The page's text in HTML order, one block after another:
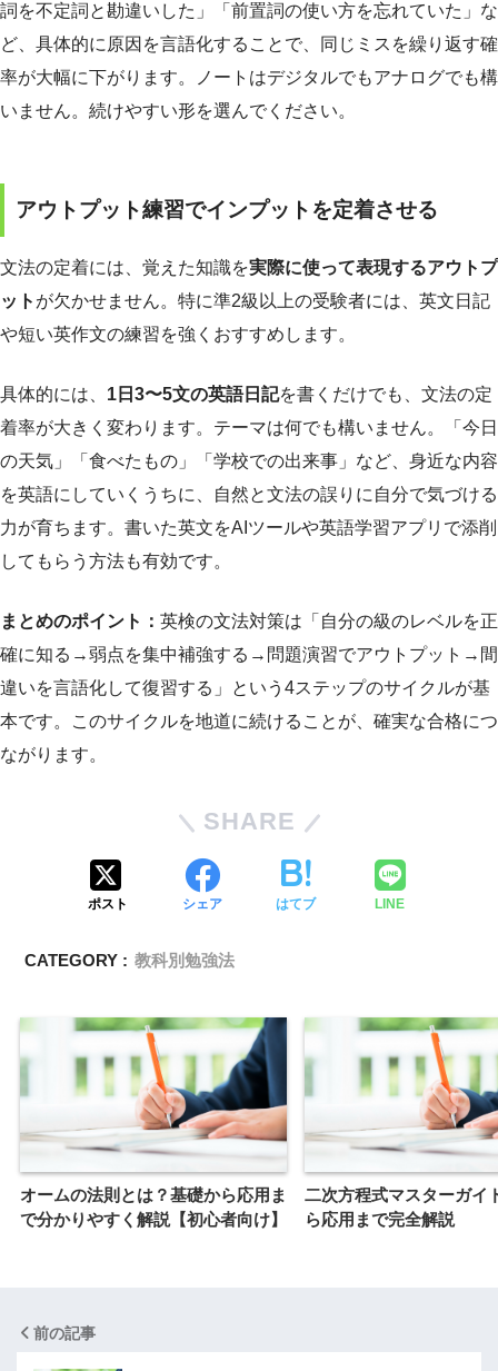
詞を不定詞と勘違いした」「前置詞の使い方を忘れていた」な
ど、具体的に原因を言語化することで、同じミスを繰り返す確
率が大幅に下がります。ノートはデジタルでもアナログでも構
いません。続けやすい形を選んでください。
アウトプット練習でインプットを定着させる
文法の定着には、覚えた知識を実際に使って表現するアウトプ
ット が欠かせません。特に準2級以上の受験者には、英文日記
や短い英作文の練習を強くおすすめします。
具体的には、 1日3〜5文の英語日記を書くだけでも、文法の定
着率が大きく変わります。テーマは何でも構いません。「今日
の天気」「食べたもの」「学校での出来事」など、身近な内容
を英語にしていくうちに、自然と文法の誤りに自分で気づける
力が育ちます。書いた英文をAIツールや英語学習アプリで添削
してもらう方法も有効です。
まとめのポイント： 英検の文法対策は「自分の級のレベルを正
確に知る→弱点を集中補強する→問題演習でアウトプット→間
違いを言語化して復習する」という4ステップのサイクルが基
本です。このサイクルを地道に続けることが、確実な合格につ
ながります。
SHARE
ポスト シェア はてブ LINE
CATEGORY : 教科別勉強法
オームの法則とは？基礎から応用ま
で分かりやすく解説【初心者向け】
二次方程式マスターガイ
ら応用まで完全解説
前の記事